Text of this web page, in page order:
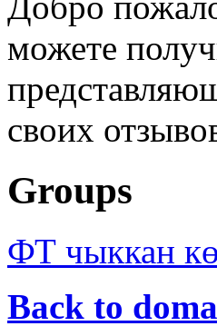
можете
своих
Groups
ФТ чыккан
Back to